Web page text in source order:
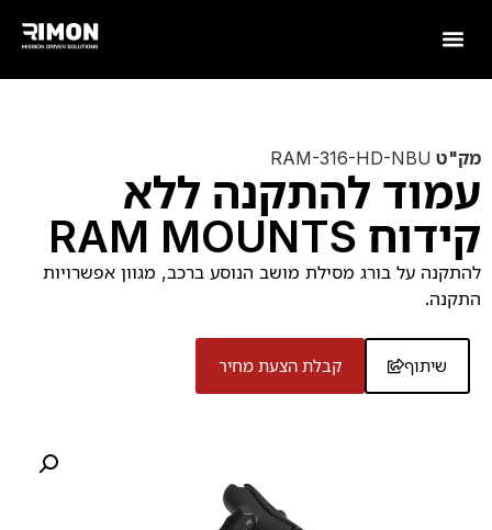
מק"ט RAM-316-HD-NBU
עמוד להתקנה ללא
קידוח RAM MOUNTS
להתקנה על בורג מסילת מושב הנוסע ברכב, מגוון אפשרויות
התקנה.
שיתוף קבלת הצעת מחיר